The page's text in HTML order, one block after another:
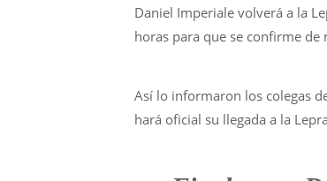
Daniel Imperiale volverá a la
horas para que se confirme
Así lo informaron los colegas
hará oficial su llegada a la